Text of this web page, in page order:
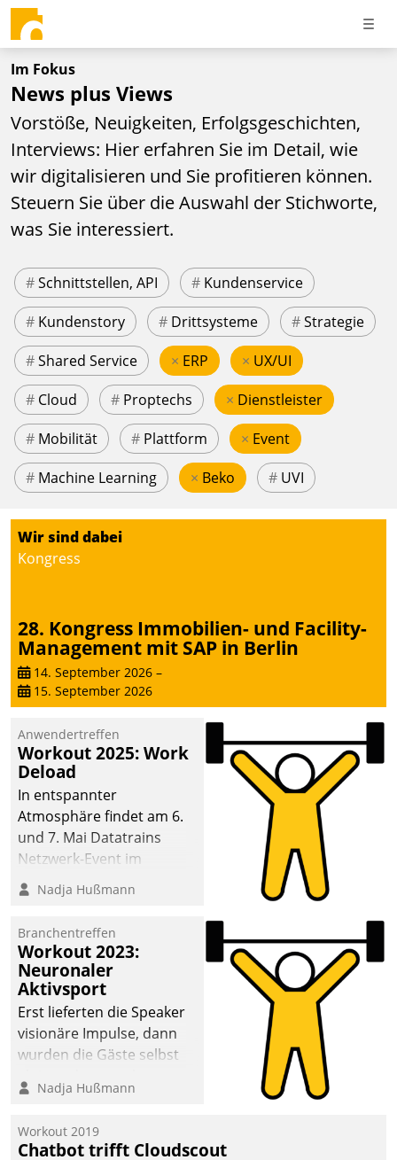
Im Fokus
News plus Views
Vorstöße, Neuigkeiten, Erfolgsgeschichten,
Interviews: Hier erfahren Sie im Detail, wie
wir digitalisieren und Sie profitieren können.
Steuern Sie über die Auswahl der Stichworte,
was Sie interessiert.
#Schnittstellen, API # Kundenservice
# Kundenstory # Drittsysteme #Strategie
#Shared Service × ERP × UX/UI
# Cloud # Proptechs × Dienstleister
# Mobilität # Plattform × Event
# Machine Learning × Beko # UVI
Wir sind dabei
Kongress
28. Kongress Immobilien- und Facility-
Management mit SAP in Berlin
14. September 2026 –
15. September 2026
Anwendertreffen
Workout 2025: Work
Deload
In entspannter
Atmosphäre findet am 6.
und 7. Mai Datatrains
Netzwerk-Event im
Kunden- und Partnerkreis
statt. Zentrale Frage: Wie
Mammutprojekte
meistern und Workloads
wuppen – bei zunehmend
anspruchsvollen
Aufgaben und
abnehmendem
Nadja Hußmann
Branchentreffen
Workout 2023:
Neuronaler
Aktivsport
Erst lieferten die Speaker
visionäre Impulse, dann
wurden die Gäste selbst
methodisch
Quartier. Dazwischen
Nadja Hußmann
Workout 2019
Chatbot trifft Cloudscout